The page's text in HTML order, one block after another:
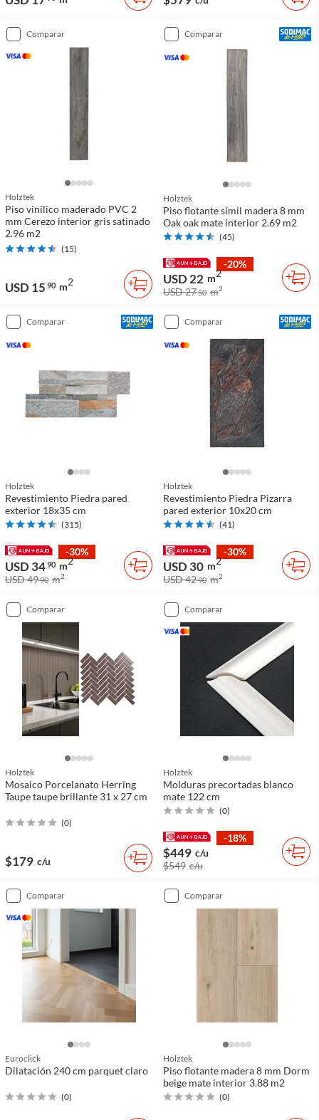
comparar
Holztek
Piso vinílico maderado PVC 2
mm Cerezo interior gris satinado
2.96 m2
(15)
USD 15 90 m2
comparar
Holztek
Piso flotante símil madera 8 mm
Oak oak mate interior 2.69 m2
(45)
-20%
USD 22 m2
USD 2750 m2
comparar
Holztek
Revestimiento Piedra pared
exterior 18x35 cm
(315)
-30%
USD 3490 m2
USD 4990 m2
comparar
Holztek
Revestimiento Piedra Pizarra
pared exterior 10x20 cm
(41)
-30%
USD 30 m2
USD 4290 m2
comparar
Holztek
Mosaico Porcelanato Herring
Taupe taupe brillante 31 x 27 cm
(0)
$179 c/u
comparar
Holztek
Molduras precortadas blanco
mate 122 cm
(0)
-18%
$449 c/u
$549 c/u
comparar
Euroclick
Dilatación 240 cm parquet claro
(0)
comparar
Holztek
Piso flotante madera 8 mm Dorm
beige mate interior 3.88 m2
(0)